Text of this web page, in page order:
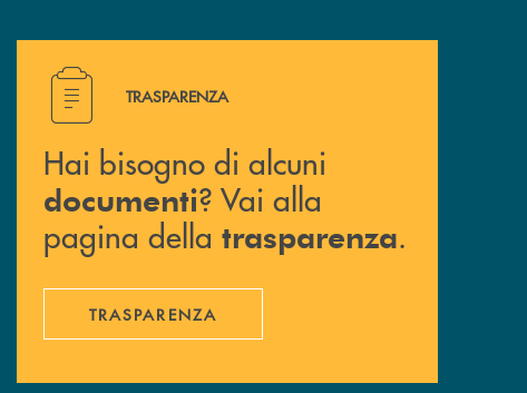
Hai bisogno di alcuni documenti ? Vai alla pagina della
TRASPARENZA
Hai bisogno di alcuni
documenti? Vai alla
pagina della trasparenza.
TRASPARENZA